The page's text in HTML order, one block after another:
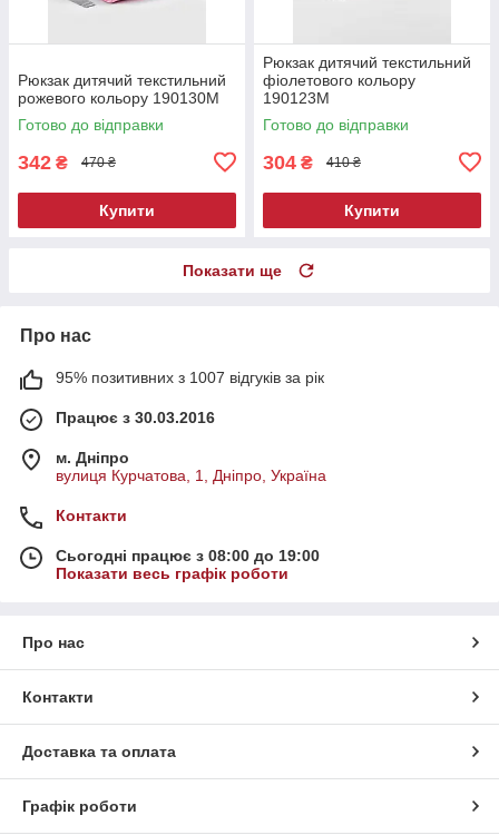
Рюкзак дитячий текстильний
рожевого кольору 190130M
Готово до відправки
342 ₴ 470 ₴
Купити
Рюкзак дитячий текстильний
фіолетового кольору
190123M
Готово до відправки
304 ₴ 410 ₴
Купити
Показати ще
Про нас
95% позитивних з 1007 відгуків за рік
Працює з 30.03.2016
м. Дніпро
вулиця Курчатова, 1, Дніпро, Україна
Контакти
Сьогодні працює з 08:00 до 19:00
Показати весь графік роботи
Про нас
Контакти
Доставка та оплата
Графік роботи